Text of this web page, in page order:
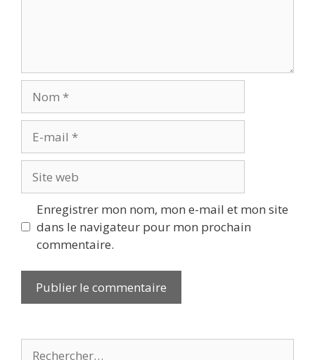
mail
web
Enregistrer mon nom, mon e-mail et mon site
dans le navigateur pour mon prochain
commentaire.